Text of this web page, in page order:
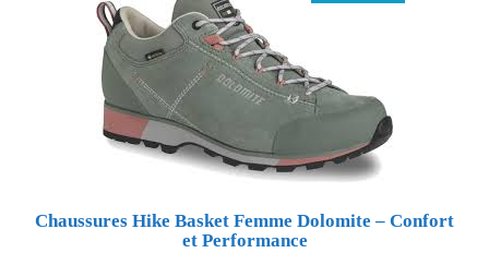
Chaussures Hike Basket Femme Dolomite – Confort
et Performance